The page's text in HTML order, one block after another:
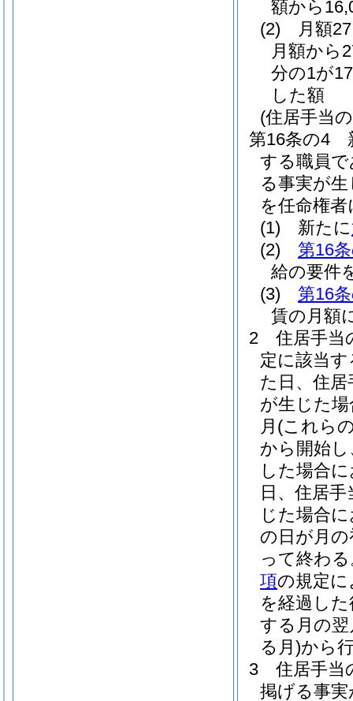
額から
(2)
月額
月額から
分の1が
した額
(住居手当
第16条の4
する職員
る事実が
を任命権
(1)
新たに
(2)
第16
給の要件
(3)
第16
賃の月額
2
住居手当
定に該当
た日、住
が生じた
月 (これら
から開始
した場合
日、住居
じた場合
の日が月
って終わ
項の規定
を経過し
する月の翌
る月)から
3
住居手当
掲げる事